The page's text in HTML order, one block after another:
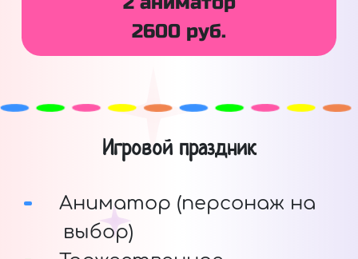
2600 руб.
Игровой праздник
Аниматор (персонаж на
выбор)